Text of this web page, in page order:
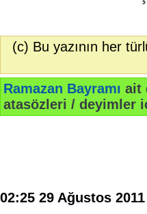
(c) Bu yazının her
Ramazan Bayramı ait
atasözleri / deyimler
02:25 29 Ağustos